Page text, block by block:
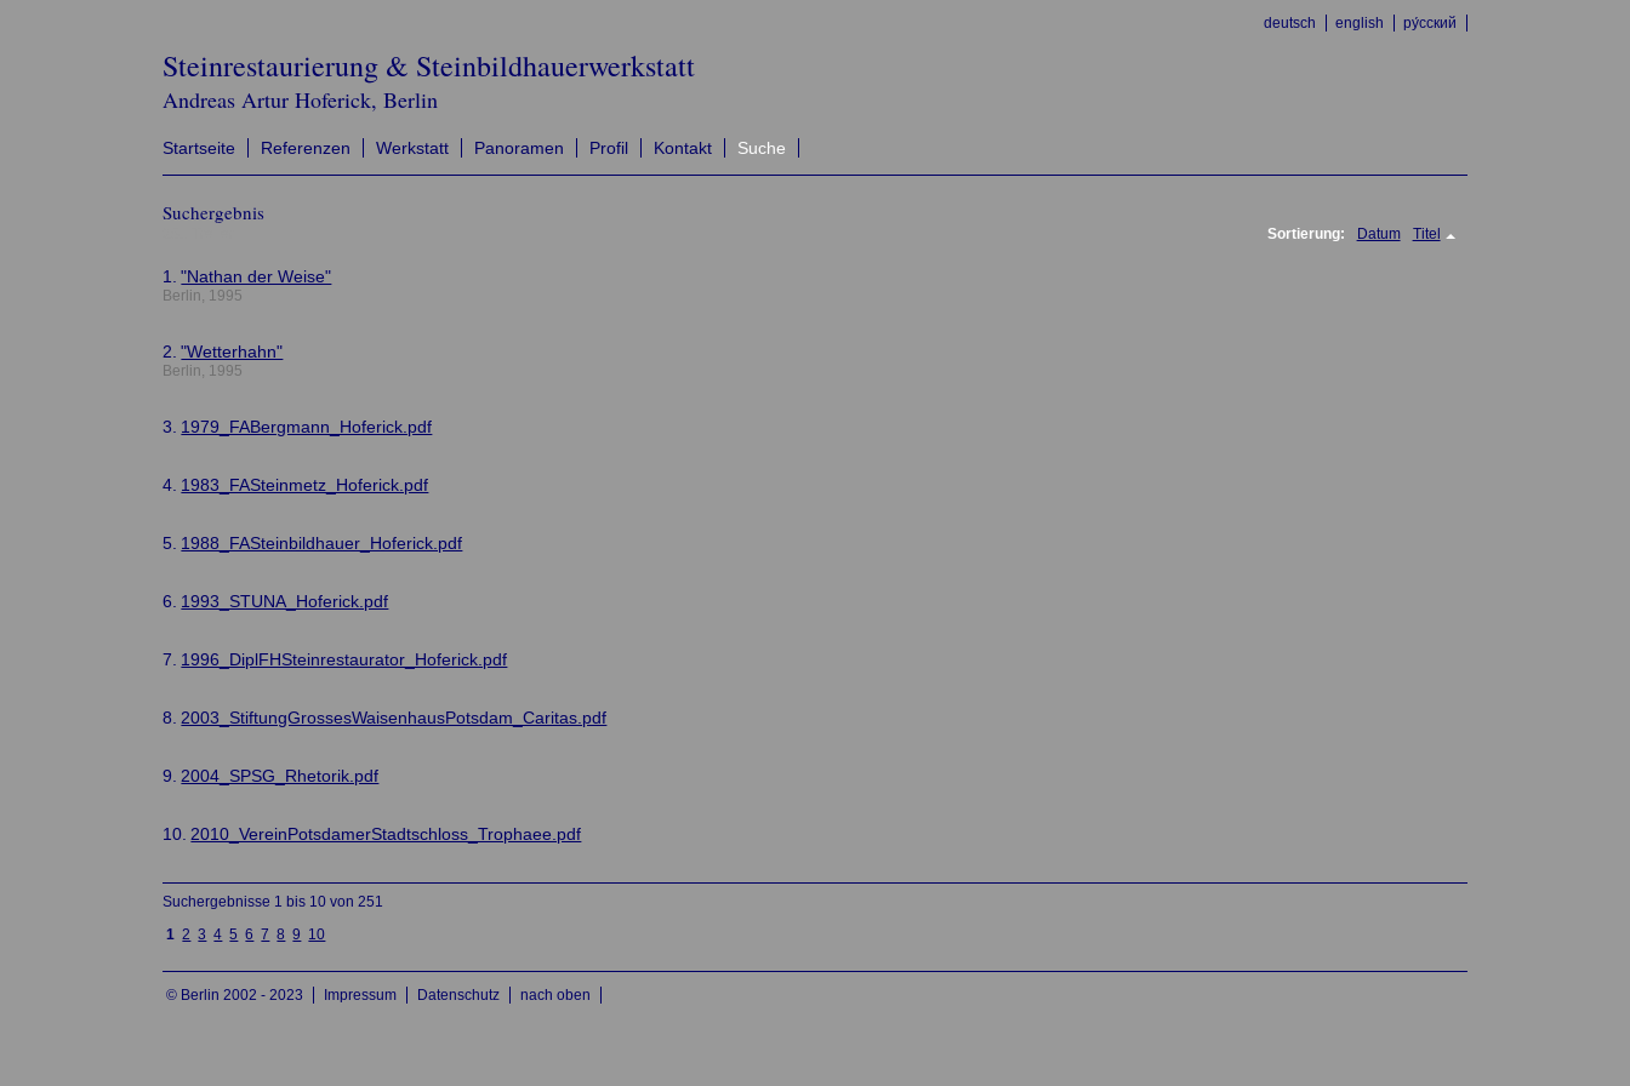
deutsch english ру́сский
Steinrestaurierung & Steinbildhauerwerkstatt
Andreas Artur Hoferick, Berlin
Startseite Referenzen Werkstatt Panoramen Profil Kontakt Suche
Suchergebnis
Sortierung: Datum Titel
1. "Nathan der Weise"
Berlin, 1995
2. "Wetterhahn"
Berlin, 1995
3. 1979_FABergmann_Hoferick.pdf
4. 1983_FASteinmetz_Hoferick.pdf
5. 1988_FASteinbildhauer_Hoferick.pdf
6. 1993_STUNA_Hoferick.pdf
7. 1996_DiplFHSteinrestaurator_Hoferick.pdf
8. 2003_StiftungGrossesWaisenhausPotsdam_Caritas.pdf
9. 2004_SPSG_Rhetorik.pdf
10. 2010_VereinPotsdamerStadtschloss_Trophaee.pdf
Suchergebnisse 1 bis 10 von 251
1 2 3 4 5 6 7 8 9 10
© Berlin 2002 - 2023 Impressum Datenschutz nach oben